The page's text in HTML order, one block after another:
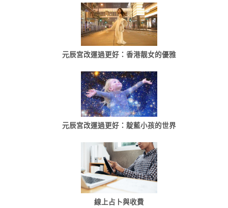
元辰宮改運過更好：香港靓女的優雅
元辰宮改運過更好：靛藍小孩的世界
線上占卜與收費